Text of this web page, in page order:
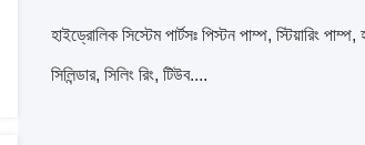
হাইড্রোলিক সিস্টেম পার্টসঃ পিস্টন পাম্প, স্টিয়ারিং
সিলিন্ডার, সিলিং রিং, টিউব....